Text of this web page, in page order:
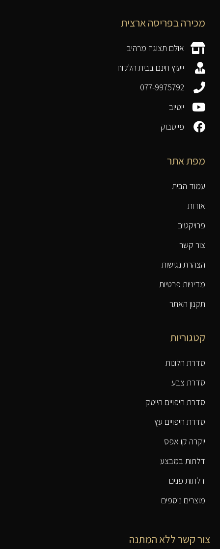
מכירה בפריסה ארצית
אולם תצוגה מרהיב
ייעוץ חינם בבית הלקוח
077-9975792
יוטיוב
פייסבוק
מפת אתר
עמוד הבית
אודות
פרויקטים
צור קשר
הצהרת נגישות
מדיניות פרטיות
תקנון האתר
קטגוריות
סדרת חלונות
סדרת צבע
סדרת חיפויים הייטק
סדרת חיפויים עץ
יוקרה קו אפס
דלתות במבצע
דלתות פנים
מוצרים נוספים
צור קשר ללא המתנה